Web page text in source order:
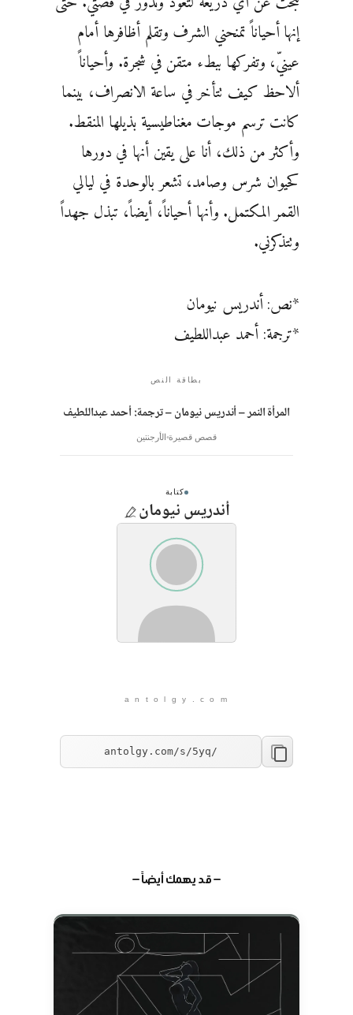
إنها أحياناً تمنحني الشرف وتقلم أظافرها أمام
عينيّ، وتفركها ببطء متقن في شجرة. وأحياناً
ألاحظ كيف تتأخر في ساعة الانصراف، بينما
كانت ترسم موجات مغناطيسية بذيلها المنقط.
وأكثر من ذلك، أنا على يقين أنها في دورها
كحيوان شرس وصامد، تشعر بالوحدة في ليالي
القمر المكتمل. وأنها أحياناً، أيضاً، تبذل جهداً
وتتذكرني.
*نص: أندريس نيومان
*ترجمة: أحمد عبداللطيف
بطاقة النص
المرأة النمر – أندريس نيومان – ترجمة: أحمد عبداللطيف
قصص قصيرة الأرجنتين
كتابة
أندريس نيومان
a n t o l g y . c o m
— قد يهمك أيضاً —